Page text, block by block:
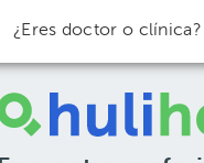
¿Eres doctor o clínica?